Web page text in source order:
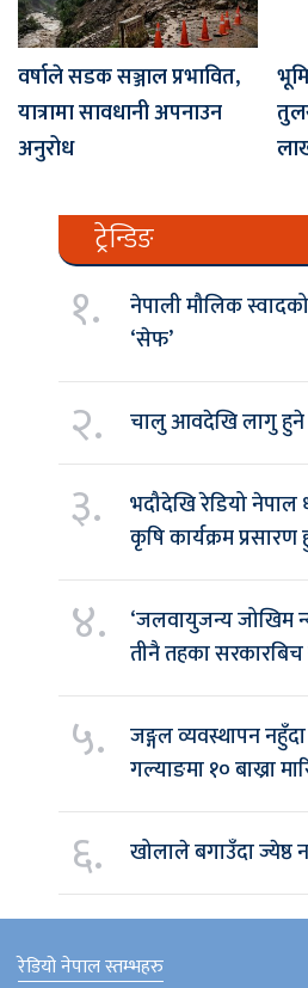
वर्षाले सडक सञ्जाल प्रभावित,
यात्रामा सावधानी अपनाउन
अनुरोध
ट्रेन्डिङ
१.
नेपाली मौलिक स्वादको
‘सेफ’
२. चालु आवदेखि लागु हुने
३.
भदौदेखि रेडियो नेपाल
कृषि कार्यक्रम प्रसारण
४.
‘जलवायुजन्य जोखिम
तीनै तहका सरकारबिच
५.
जङ्गल व्यवस्थापन
गल्याङमा १० बाख्रा
६. खोलाले बगाउँदा ज्येष्ठ
रेडियो नेपाल स्तम्भहरु